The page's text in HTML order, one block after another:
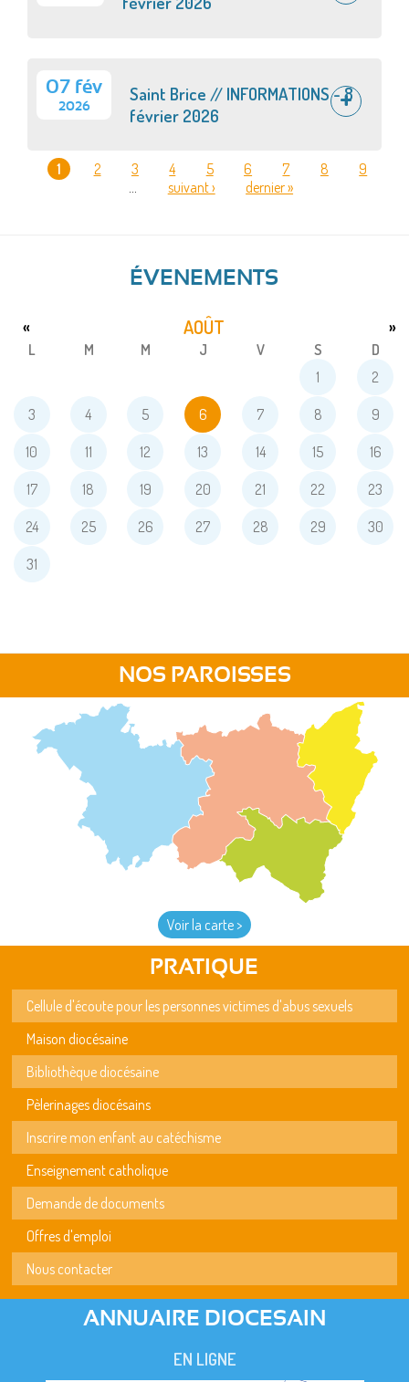
07 fév
2026
Saint Brice // INFORMATIONS - 8
février 2026
1 2 3 4 5 6 7 8
9
…
suivant › dernier »
ÉVENEMENTS
AOÛT
« »
L M M J V S
D
1
2
3 4 5 6 7 8 9
10 11 12 13 14 15 16
17 18 19 20 21 22 23
24 25 26 27 28 29 30
31
NOS PAROISSES
Voir la carte >
PRATIQUE
Cellule d'écoute pour les personnes victimes d'abus sexuels
Maison diocésaine
Bibliothèque diocésaine
Pèlerinages diocésains
Inscrire mon enfant au catéchisme
Enseignement catholique
Demande de documents
Offres d'emploi
Nous contacter
ANNUAIRE DIOCESAIN
EN LIGNE